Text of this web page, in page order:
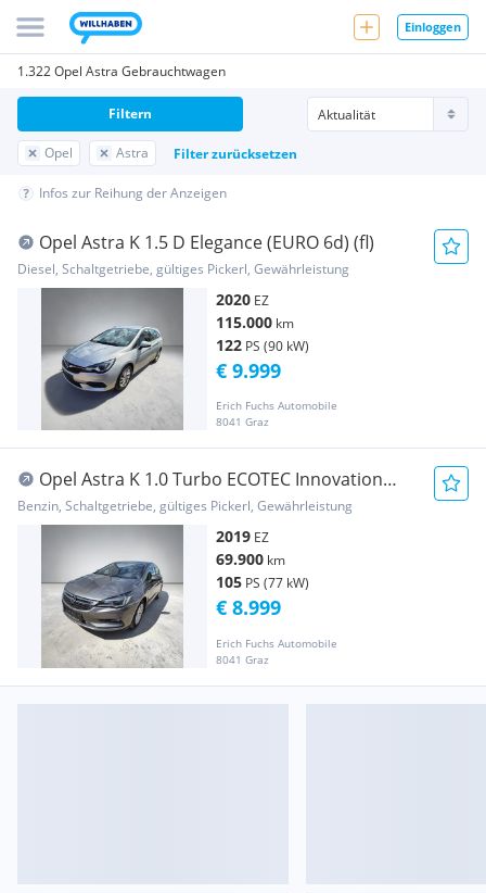
Einloggen
1.322 Opel Astra Gebrauchtwagen
Opel Astra Filter zurücksetzen
Filtern
Infos zur Reihung der Anzeigen
Opel Astra K 1.5 D Elegance (EURO 6d) (fl)
Diesel, Schaltgetriebe, gültiges Pickerl, Gewährleistung
2020 EZ
115.000 km
122 PS (90 kW)
Erich Fuchs Automobile
8041 Graz
€ 9.999
Opel Astra K 1.0 Turbo ECOTEC Innovation
Start/Stop (EU
Benzin, Schaltgetriebe, gültiges Pickerl, Gewährleistung
2019 EZ
69.900 km
105 PS (77 kW)
Erich Fuchs Automobile
8041 Graz
€ 8.999